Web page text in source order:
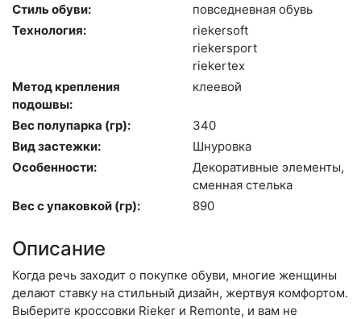
Стиль обуви:
пов­седнев­ная обувь
Технология:
ri­eker­soft
ri­ekers­port
ri­eker­tex
Метод крепления
подошвы:
кле­евой
Вес полупарка (гр):
340
Вид застежки:
Шну­ров­ка
Особенности:
Де­кора­тив­ные эле­мен­ты,
смен­ная стель­ка
Вес с упаковкой (гр):
890
Описание
Когда речь заходит о покупке обуви, многие женщины
делают ставку на стильный дизайн, жертвуя комфортом.
Выберите крос­совки Rieker и Remonte, и вам не